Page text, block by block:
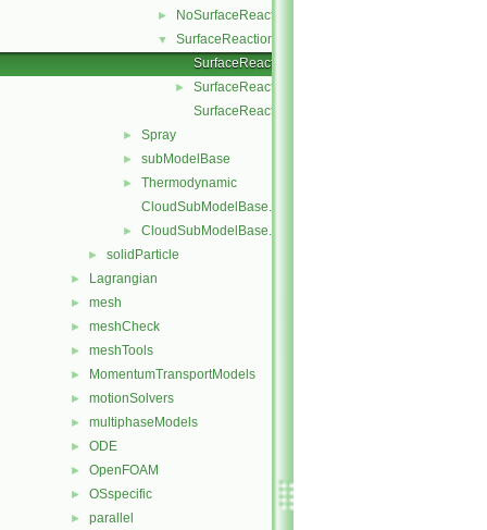
► NoSurfaceReaction
▼
SurfaceReactionModel
SurfaceReactionModel.C
►
SurfaceReactionModel.H
SurfaceReactionModelNew.C
► Spray
► subModelBase
►
Thermodynamic
CloudSubModelBase.C
► CloudSubModelBase.H
► solidParticle
► Lagrangian
► mesh
► meshCheck
► meshTools
► MomentumTransportModels
► motionSolvers
► multiphaseModels
► ODE
► OpenFOAM
► OSspecific
► parallel